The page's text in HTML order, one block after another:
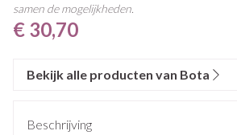
€ 30,70
samen de mogelijkheden.
Bekijk alle producten van Bota
Beschrijving